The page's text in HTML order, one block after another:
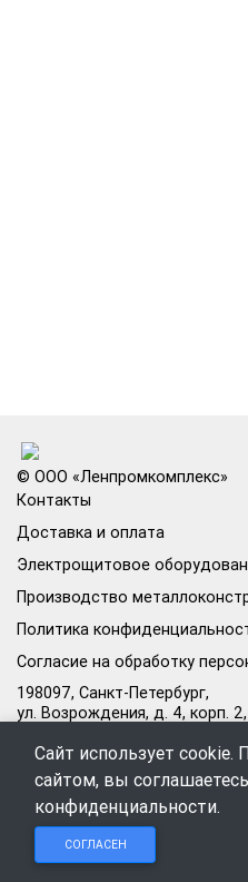
© ООО «Ленпромкомплекс»
Контакты
Доставка и оплата
Электрощитовое
Производство
Политика
Согласие на обработку
198097, Санкт-Петербург,
ул. Возрождения, д. 4, корп. 2,
Режим работы офиса:
Пн–Пт: 09:00–18:00
+7 (812) 309-98-44
Сайт использует cookie.
сайтом, вы
конфиденциальности.
СОГЛАСЕН